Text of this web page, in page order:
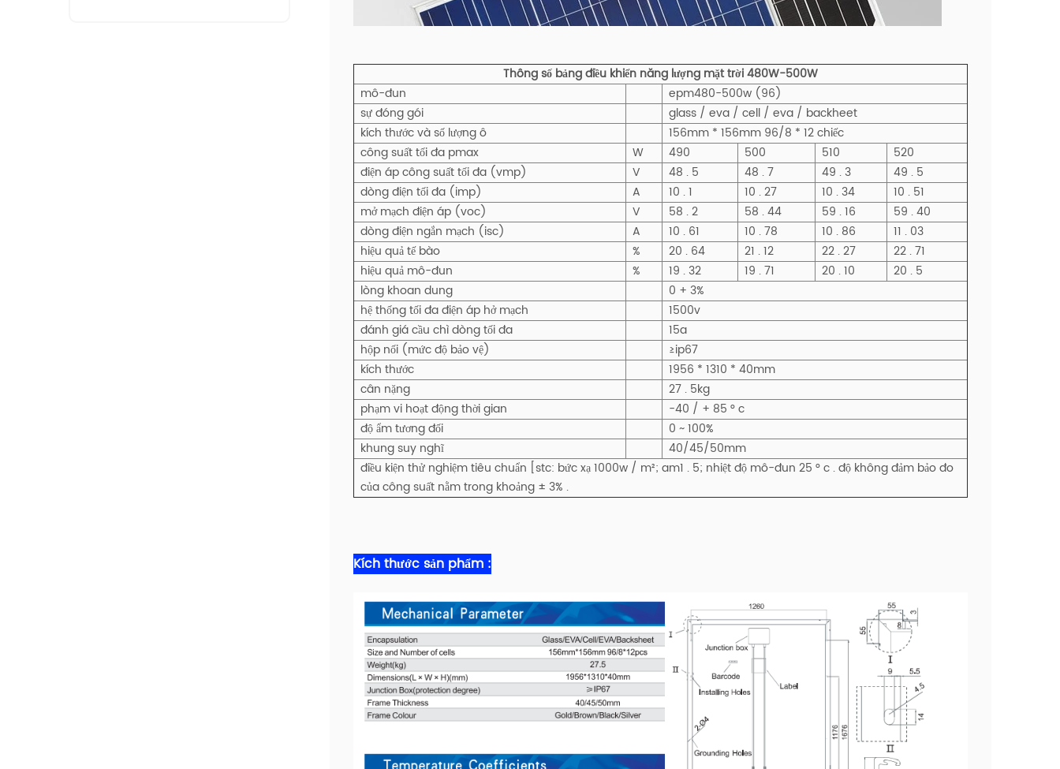
Thông số bảng điều khiển năng lượng mặt trời 480W-500W
mô-đun
epm480-500w (96)
sự đóng gói
glass / eva / cell / eva / backheet
kích thước và số lượng ô
156mm * 156mm 96/8 * 12 chiếc
công suất tối đa pmax
W 490 500 510
520
điện áp công suất tối đa (vmp)
V 48 . 5 48 . 7 49 . 3
49 . 5
dòng điện tối đa (imp)
A 10 . 1 10 . 27 10 . 34
10 . 51
mở mạch điện áp (voc)
V 58 . 2 58 . 44 59 . 16
59 . 40
dòng điện ngắn mạch (isc)
A 10 . 61 10 . 78 10 . 86
11 . 03
hiệu quả tế bào
% 20 . 64 21 . 12 22 . 27
22 . 71
hiệu quả mô-đun
% 19 . 32 19 . 71 20 . 10
20 . 5
lòng khoan dung
0 + 3%
hệ thống tối đa điện áp hở mạch
1500v
đánh giá cầu chì dòng tối đa
15a
hộp nối (mức độ bảo vệ)
≥ip67
kích thước
1956 * 1310 * 40mm
cân nặng
27 . 5kg
phạm vi hoạt động thời gian
-40 / + 85 ° c
độ ẩm tương đối
0 ~ 100%
khung suy nghĩ
40/45/50mm
điều kiện thử nghiệm tiêu chuẩn [stc: bức xạ 1000w / m²; am1 . 5; nhiệt độ mô-đun 25 ° c . độ không đảm bảo đo
của công suất nằm trong khoảng ± 3% .
Kích thước sản phẩm :